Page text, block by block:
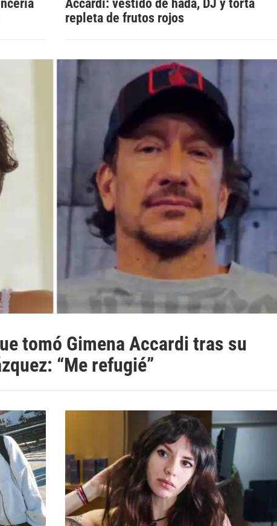
repleta de frutos rojos
tomó Gimena Accardi tras su
“Me refugié”